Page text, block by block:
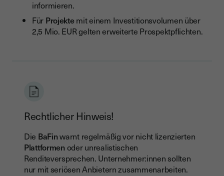
informieren.
Für Projektemit einem Investitionsvolumen über
2,5 Mio. EUR gelten erweiterte Prospektpflichten.
Rechtlicher Hinweis!
Die BaFinwarnt regelmäßig vor nicht lizenzierten
Plattformenoder unrealistischen
Renditeversprechen. Unternehmer:innen sollten
nur mit seriösen Anbietern zusammenarbeiten.